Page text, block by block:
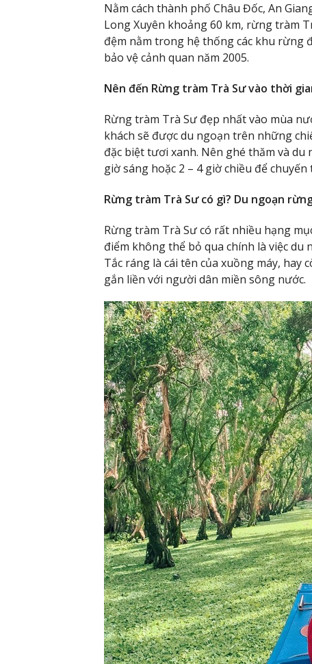
Nằm cách thành phố Châu Đốc, An
Long Xuyên khoảng 60 km, rừng tràm
đệm nằm trong hệ thống các khu rừng
bảo vệ cảnh quan năm 2005.
Nên đến Rừng tràm Trà Sư vào thời
Rừng tràm Trà Sư đẹp nhất vào mùa
khách sẽ được du ngoạn trên những
đặc biệt tươi xanh. Nên ghé thăm và
giờ sáng hoặc 2 – 4 giờ chiều để
Rừng tràm Trà Sư có gì? Du ngoạn
Rừng tràm Trà Sư có rất nhiều hạng
điểm không thể bỏ qua chính là việc
Tắc ráng là cái tên của xuồng máy,
gắn liền với người dân miền sông nước.